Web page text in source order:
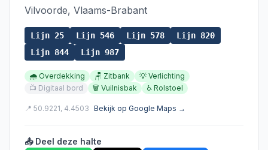
Vilvoorde, Vlaams-Brabant
Lijn 25 Lijn 546 Lijn 578 Lijn 820
Lijn 844 Lijn 987
🌧️ Overdekking 🪑 Zitbank 💡 Verlichting
📺 Digitaal bord 🗑️ Vuilnisbak ♿ Rolstoel
📍 50.9221, 4.4503 Bekijk op Google Maps →
📤 Deel deze halte